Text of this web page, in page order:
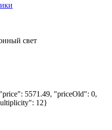
свет
5571.49, "priceOld": 0,
12}